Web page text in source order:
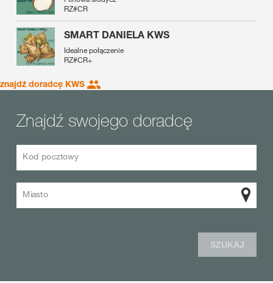
RZ#CR
SMART DANIELA KWS
Idealne połączenie
RZ#CR+
znajdź doradcę KWS
Znajdź swojego doradcę
Kod pocztowy
Miasto
SZUKAJ